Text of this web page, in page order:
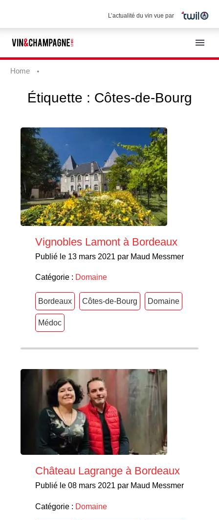
L’actualité du vin vue par
Français
Home
Étiquette : Côtes-de-Bourg
Vignobles Lamont à Bordeaux
Publié le 13 mars 2021 par Maud Messmer
Catégorie : Domaine
Bordeaux Côtes-de-Bourg Domaine
Médoc
Château Lagrange à Bordeaux
Publié le 08 mars 2021 par Maud Messmer
Catégorie : Domaine